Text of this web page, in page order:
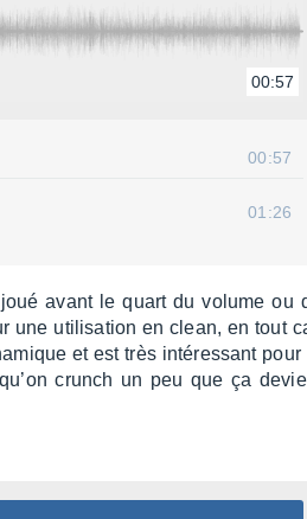
00:57
00:57
01:26
avant le quart du volume ou
une utili­sa­tion en clean, en tout
et est très inté­res­sant pour
crunch un peu que ça